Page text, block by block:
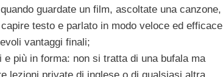
guardate un film, ascoltate una canzone,
testo e parlato in modo veloce ed efficace
vantaggi finali;
e più in forma: non si tratta di una bufala ma